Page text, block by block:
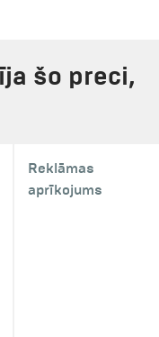
šo preci,
Reklāmas
aprīkojums